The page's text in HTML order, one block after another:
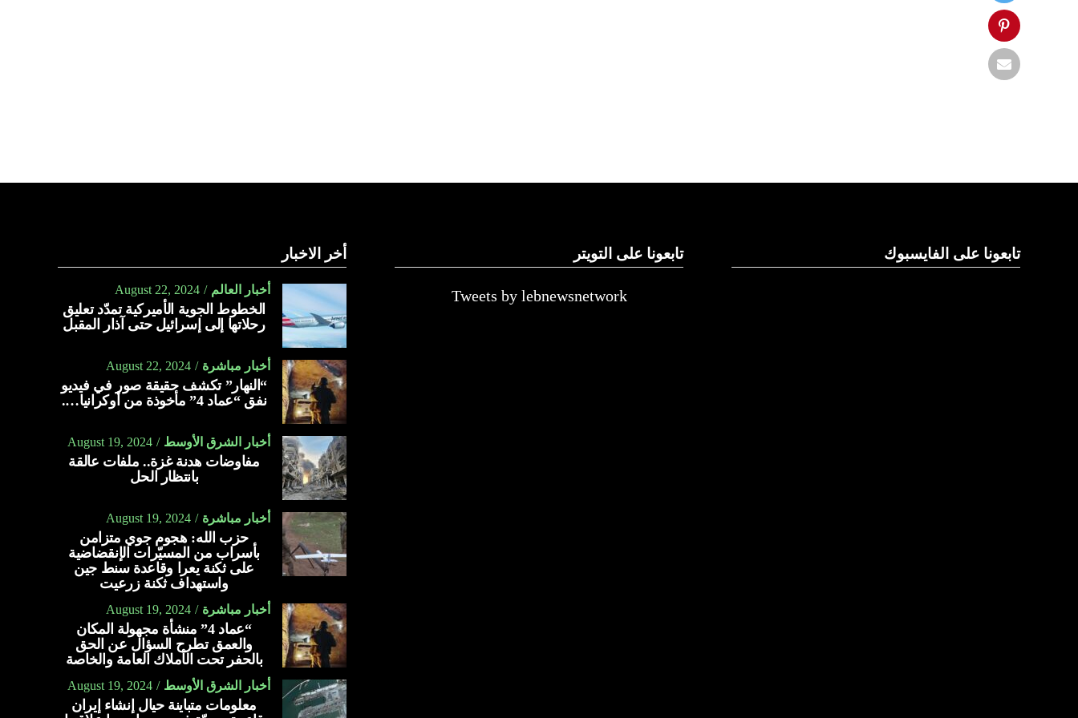
تابعونا على الفايسبوك تابعونا على التويتر
Tweets by lebnewsnetwork
أخر الاخبار
أخبار العالم August 22, 2024
الخطوط الجوية الأميركية تمدّد تعليق
رحلاتها إلى إسرائيل حتى آذار المقبل
أخبار مباشرة August 22, 2024
“النهار” تكشف حقيقة صور في فيديو
نفق “عماد 4” مأخوذة من أوكرانيا….
أخبار الشرق الأوسط August 19, 2024
مفاوضات هدنة غزة.. ملفات عالقة
بانتظار الحل
أخبار مباشرة August 19, 2024
حزب الله: هجوم جوي متزامن
بأسراب من المسيّرات الإنقضاضية
على ثكنة يعرا وقاعدة سنط جين
واستهداف ثكنة زرعيت
أخبار مباشرة August 19, 2024
“عماد 4” منشأة مجهولة المكان
والعمق تطرح السؤال عن الحق
بالحفر تحت الأملاك العامة والخاصة
أخبار الشرق الأوسط August 19, 2024
معلومات متباينة حيال إنشاء إيران